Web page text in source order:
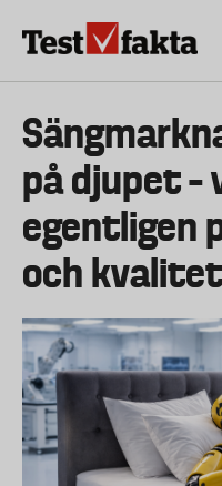
Huvudmeny
ny
på djupet –
egentligen
och